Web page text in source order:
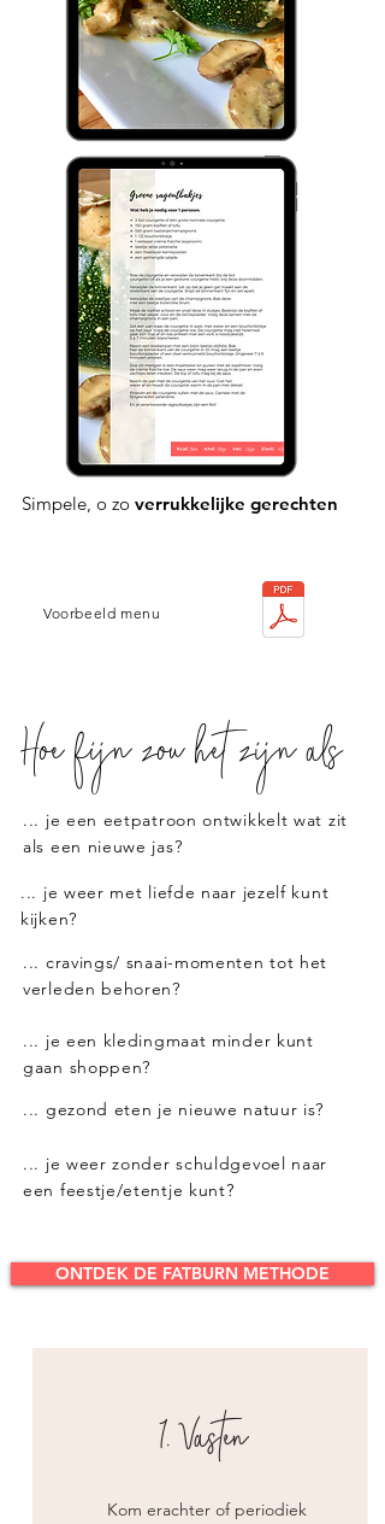
Simpele, o zo verrukkelijke gerechten
Voorbeeld menu
Hoe fijn zou het zijn als
... je een eetpatroon ontwikkelt wat zit
als een nieuwe jas?
... je weer met liefde naar jezelf kunt
kijken?
... cravings/ snaai-momenten tot het
verleden behoren?
... je een kledingmaat minder kunt
gaan shoppen?
... gezond eten je nieuwe natuur is?
... je weer zonder schuldgevoel naar
een feestje/etentje kunt?
ONTDEK DE FATBURN METHODE
1. Vasten
Kom erachter of periodiek